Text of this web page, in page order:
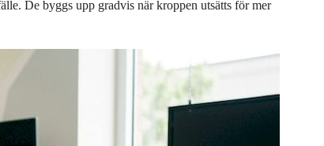
De byggs upp gradvis när kroppen utsätts för mer